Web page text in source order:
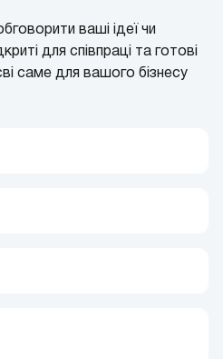
ваші ідеї чи
для співпраці та готові
саме для вашого бізнесу